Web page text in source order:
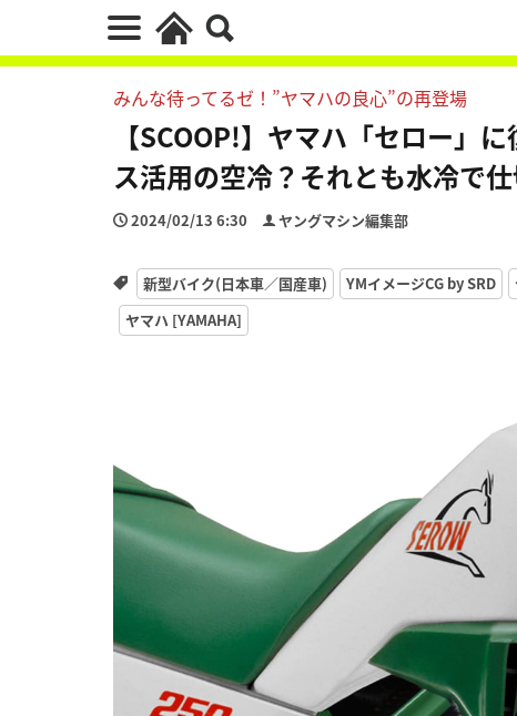
みんな待ってるゼ！”ヤマハの良心”の再登場
【SCOOP!】ヤマハ「セロー」
ス活用の空冷？それとも水冷で
2024/02/13 6:30 ヤングマシン編集部
新型バイク(日本車／国産車) YMイメージCG by SRD
ヤマハ [YAMAHA]